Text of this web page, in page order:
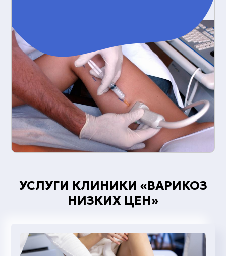
УСЛУГИ КЛИНИКИ «ВАРИКОЗ
НИЗКИХ ЦЕН»